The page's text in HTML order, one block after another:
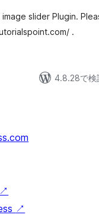
slider Plugin.
.
4.8.28で検
↗
↗